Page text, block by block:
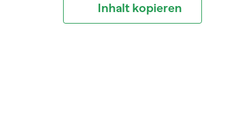
Inhalt kopieren